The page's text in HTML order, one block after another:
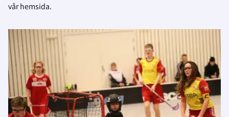
vår hemsida.